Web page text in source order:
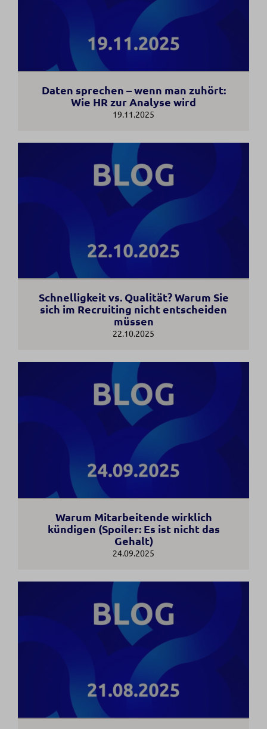
Daten sprechen – wenn man zuhört:
Wie HR zur Analyse wird
19.11.2025
Schnelligkeit vs. Qualität? Warum Sie
sich im Recruiting nicht entscheiden
müssen
22.10.2025
Warum Mitarbeitende wirklich
kündigen (Spoiler: Es ist nicht das
Gehalt)
24.09.2025